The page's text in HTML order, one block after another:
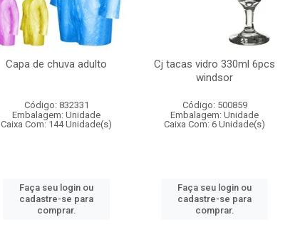
Capa de chuva adulto
Código: 832331
Embalagem: Unidade
Caixa Com: 144 Unidade(s)
Faça seu login ou
cadastre-se para
comprar.
Cj tacas vidro 330ml 6pcs
windsor
Código: 500859
Embalagem: Unidade
Caixa Com: 6 Unidade(s)
Faça seu login ou
cadastre-se para
comprar.